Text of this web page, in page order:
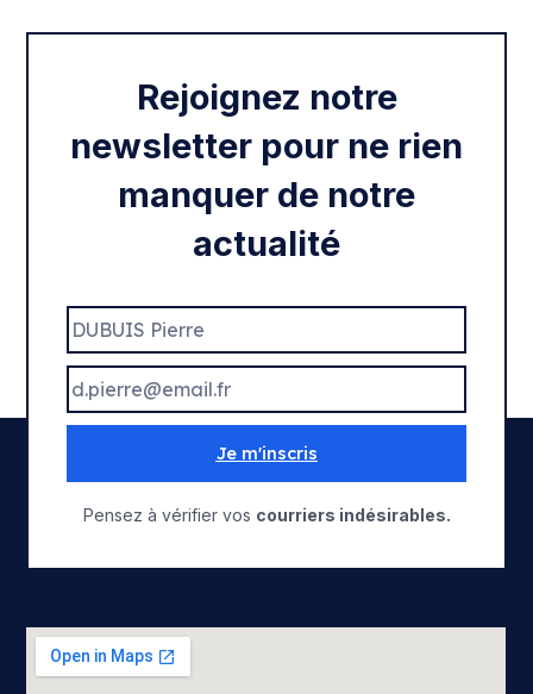
Rejoignez notre
newsletter pour ne rien
manquer de notre
actualité
Je m'inscris
Pensez à vérifier vos courriers indésirables.